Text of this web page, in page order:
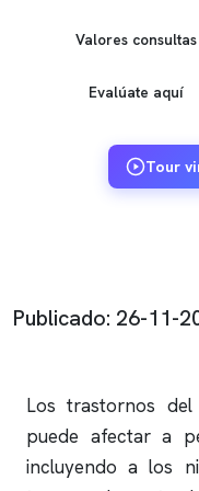
Valores consultas
Evalúate aquí
Tour
Publicado: 26-11-
Los trastornos
puede afectar a
incluyendo a los